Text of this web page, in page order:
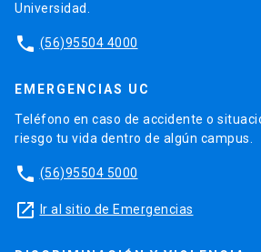
Universidad.
phone (56)95504 4000
EMERGENCIAS UC
Teléfono en caso de accidente o
riesgo tu vida dentro de algún campus.
phone (56)95504 5000
launch Ir al sitio de Emergencias